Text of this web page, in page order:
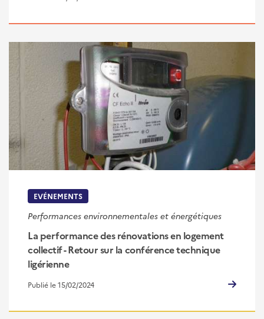
EVÉNEMENTS
Performances environnementales et énergétiques
La performance des rénovations en logement
collectif - Retour sur la conférence technique
ligérienne
Publié le 15/02/2024